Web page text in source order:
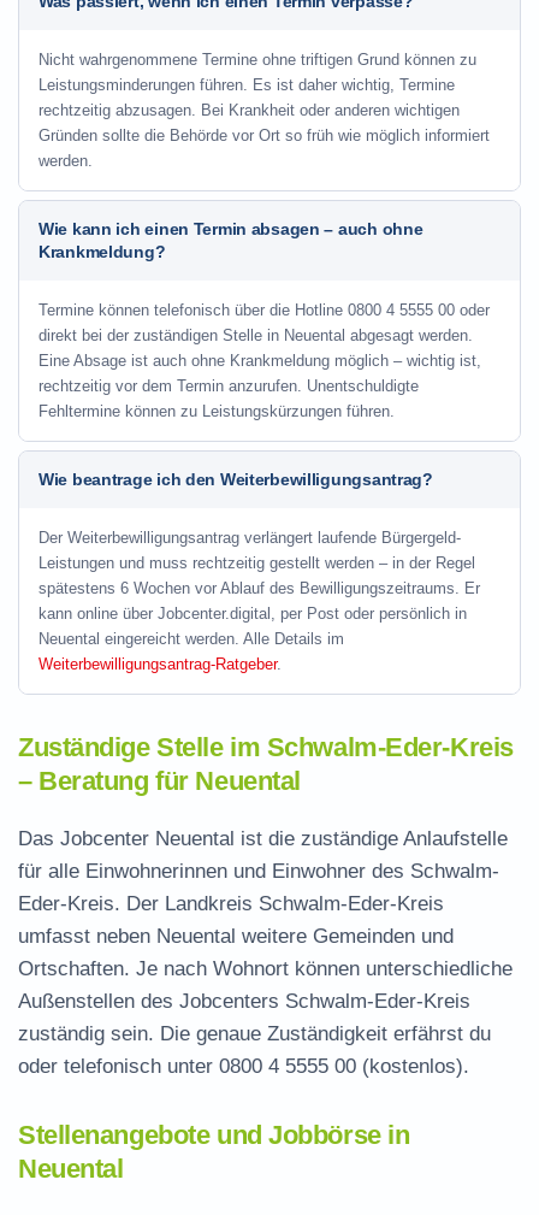
Nicht wahrgenommene Termine ohne triftigen Grund können zu
Leistungsminderungen führen. Es ist daher wichtig, Termine
rechtzeitig abzusagen. Bei Krankheit oder anderen wichtigen
Gründen sollte die Behörde vor Ort so früh wie möglich informiert
werden.
Wie kann ich einen Termin absagen – auch ohne
Krankmeldung?
Termine können telefonisch über die Hotline 0800 4 5555 00 oder
direkt bei der zuständigen Stelle in Neuental abgesagt werden.
Eine Absage ist auch ohne Krankmeldung möglich – wichtig ist,
rechtzeitig vor dem Termin anzurufen. Unentschuldigte
Fehltermine können zu Leistungskürzungen führen.
Wie beantrage ich den Weiterbewilligungsantrag?
Der Weiterbewilligungsantrag verlängert laufende Bürgergeld-
Leistungen und muss rechtzeitig gestellt werden – in der Regel
spätestens 6 Wochen vor Ablauf des Bewilligungszeitraums. Er
kann online über Jobcenter.digital, per Post oder persönlich in
Neuental eingereicht werden. Alle Details im
Weiterbewilligungsantrag-Ratgeber.
Zuständige Stelle im Schwalm-Eder-Kreis
– Beratung für Neuental
Das Jobcenter Neuental ist die zuständige Anlaufstelle
für alle Einwohnerinnen und Einwohner des Schwalm-
Eder-Kreis. Der Landkreis Schwalm-Eder-Kreis
umfasst neben Neuental weitere Gemeinden und
Ortschaften. Je nach Wohnort können unterschiedliche
Außenstellen des Jobcenters Schwalm-Eder-Kreis
zuständig sein. Die genaue Zuständigkeit erfährst du
oder telefonisch unter 0800 4 5555 00 (kostenlos).
Stellenangebote und Jobbörse in
Neuental